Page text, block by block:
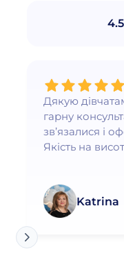
4.5
Дякую
гарну
зв’язалися і
Якість на
Katrina